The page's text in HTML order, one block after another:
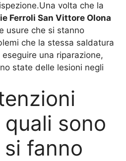
volta che la
Ferroli San Vittore Olona
usure che si stanno
che la stessa saldatura
una riparazione,
state delle lesioni negli
sono
fanno